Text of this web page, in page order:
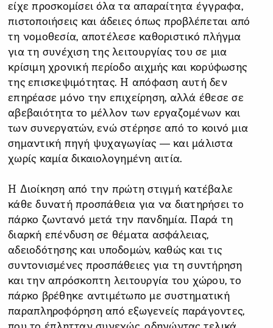
είχε προσκομίσει όλα τα απαραίτητα έγγραφα,
πιστοποιήσεις και άδειες όπως προβλέπεται από
τη νομοθεσία, αποτέλεσε καθοριστικό πλήγμα
για τη συνέχιση της λειτουργίας του σε μια
κρίσιμη χρονική περίοδο αιχμής και κορύφωσης
της επισκεψιμότητας. Η απόφαση αυτή δεν
επηρέασε μόνο την επιχείρηση, αλλά έθεσε σε
αβεβαιότητα το μέλλον των εργαζομένων και
των συνεργατών, ενώ στέρησε από το κοινό μια
σημαντική πηγή ψυχαγωγίας — και μάλιστα
χωρίς καμία δικαιολογημένη αιτία.
Η Διοίκηση από την πρώτη στιγμή κατέβαλε
κάθε δυνατή προσπάθεια για να διατηρήσει το
πάρκο ζωντανό μετά την πανδημία. Παρά τη
διαρκή επένδυση σε θέματα ασφάλειας,
αδειοδότησης και υποδομών, καθώς και τις
συντονισμένες προσπάθειες για τη συντήρηση
και την απρόσκοπτη λειτουργία του χώρου, το
πάρκο βρέθηκε αντιμέτωπο με συστηματική
παραπληροφόρηση από εξωγενείς παράγοντες,